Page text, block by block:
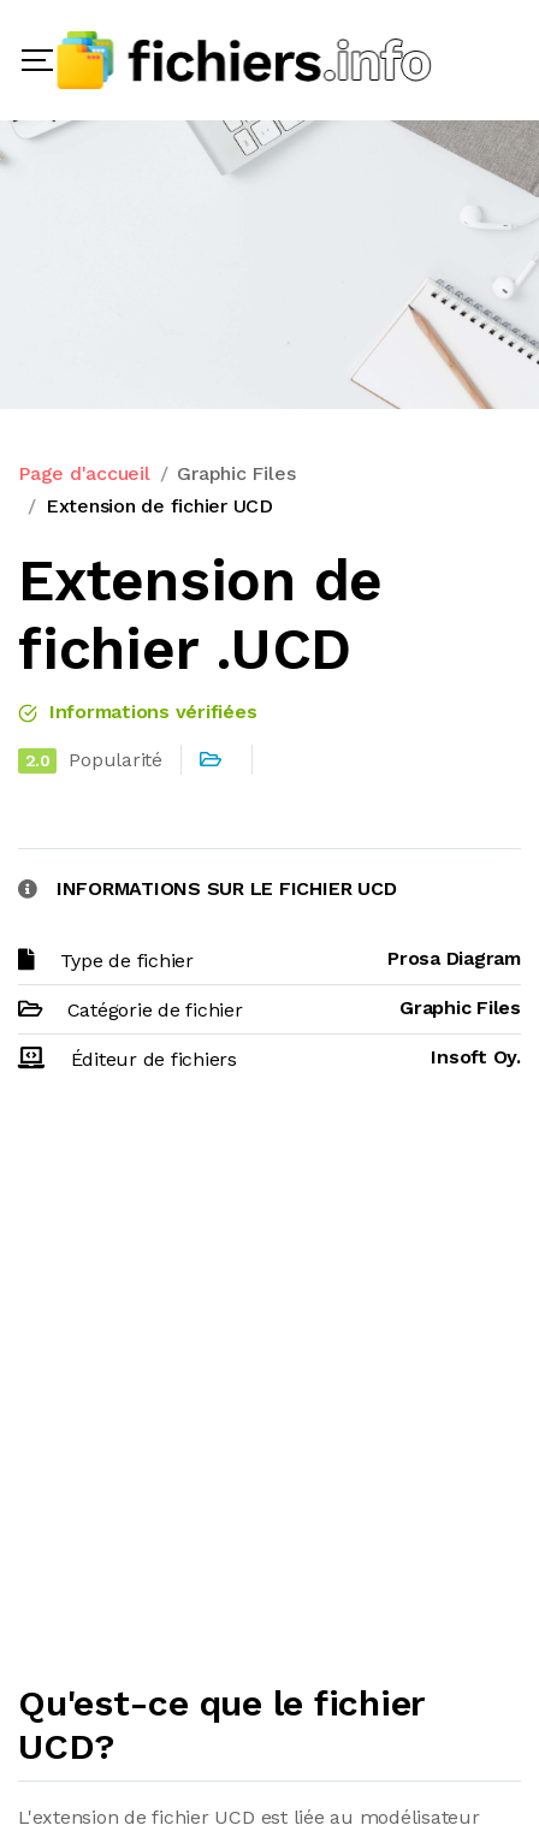
Page d'accueil
Graphic Files
Extension de fichier UCD
Extension de
fichier .UCD
Informations vérifiées
2.0 Popularité
INFORMATIONS SUR LE FICHIER UCD
Type de fichier Prosa Diagram
Catégorie de fichier Graphic Files
Éditeur de fichiers Insoft Oy.
Qu'est-ce que le fichier
UCD?
L'extension de fichier UCD est liée au modélisateur